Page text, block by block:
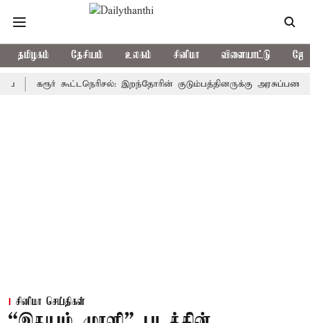
தமிழகம் தேசியம் உலகம் சினிமா விளையாட்டு
கரூர் கூட்டநெரிசல்: இறந்தோரின் குடும்பத்தினருக்கு அரசுப்பணி
சினிமா செய்திகள்